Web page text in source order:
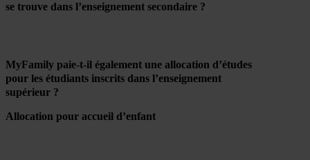
se trouve dans l’enseignement secondaire ?
MyFamily paie-t-il également une allocation d’études
pour les étudiants inscrits dans l’enseignement
supérieur ?
Allocation pour accueil d’enfant